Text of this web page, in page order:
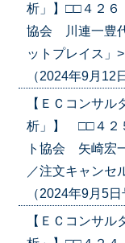
析」】□□４２
協会 川連一豊
ットプレイス」
（2024年9月12
【ＥＣコンサ
析」】 □□４２
ト協会 矢崎宏
／注文キャンセ
（2024年9月5
【ＥＣコンサ